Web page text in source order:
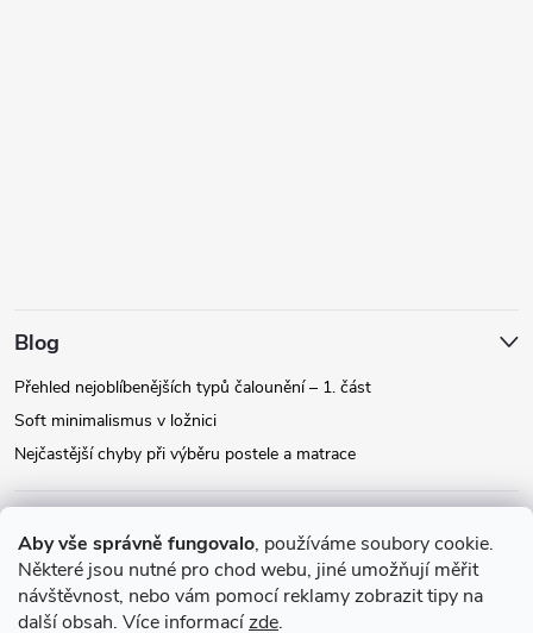
Aby vše správně fungovalo, používáme soubory cookie.
Některé jsou nutné pro chod webu, jiné umožňují měřit
návštěvnost, nebo vám pomocí reklamy zobrazit tipy na
další obsah. Více informacízde.
Blog
Přehled nejoblíbenějších typů čalounění – 1. část
Soft minimalismus v ložnici
Nejčastější chyby při výběru postele a matrace
Instagram